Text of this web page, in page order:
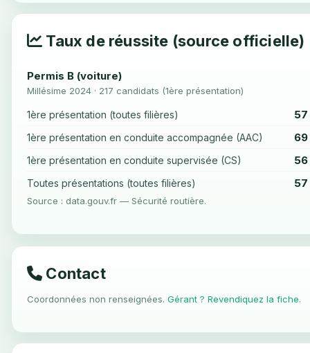
Taux de réussite (source officielle)
Permis B (voiture)
Millésime 2024 · 217 candidats (1ère présentation)
1ère présentation (toutes filières) 57
1ère présentation en conduite accompagnée (AAC) 69
1ère présentation en conduite supervisée (CS) 56
Toutes présentations (toutes filières) 57
Source : data.gouv.fr — Sécurité routière.
Contact
Coordonnées non renseignées. Gérant ? Revendiquez la fiche.